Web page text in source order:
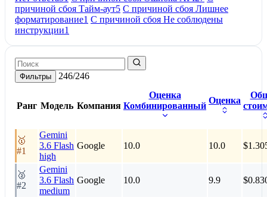
причиной сбоя Тайм-аут5 С причиной сбоя Лишнее
форматирование1 С причиной сбоя Не соблюдены
инструкции1
Фильтры 246/246
Ранг Модель Компания
Оценка
Комбинированный
Оценка
🥇
#1
Gemini
3.6 Flash
high
Google 10.0 10.0
🥈
#2
Gemini
3.6 Flash
medium
Google 10.0 9.9